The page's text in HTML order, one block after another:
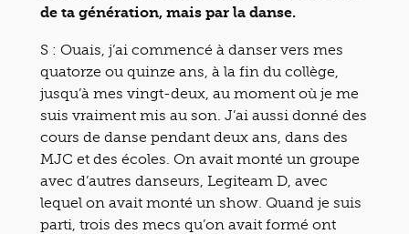
de ta génération, mais par la danse.
S : Ouais, j’ai commencé à danser vers mes
quatorze ou quinze ans, à la fin du collège,
jusqu’à mes vingt-deux, au moment où je me
suis vraiment mis au son. J’ai aussi donné des
cours de danse pendant deux ans, dans des
MJC et des écoles. On avait monté un groupe
avec d’autres danseurs, Legiteam D, avec
lequel on avait monté un show. Quand je suis
parti, trois des mecs qu’on avait formé ont